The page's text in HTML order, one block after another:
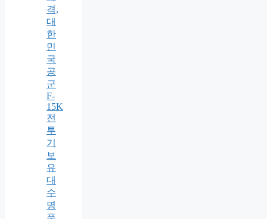
격,
대
한
민
국
공
군
F-
15K
전
투
기
보
유
대
수
명